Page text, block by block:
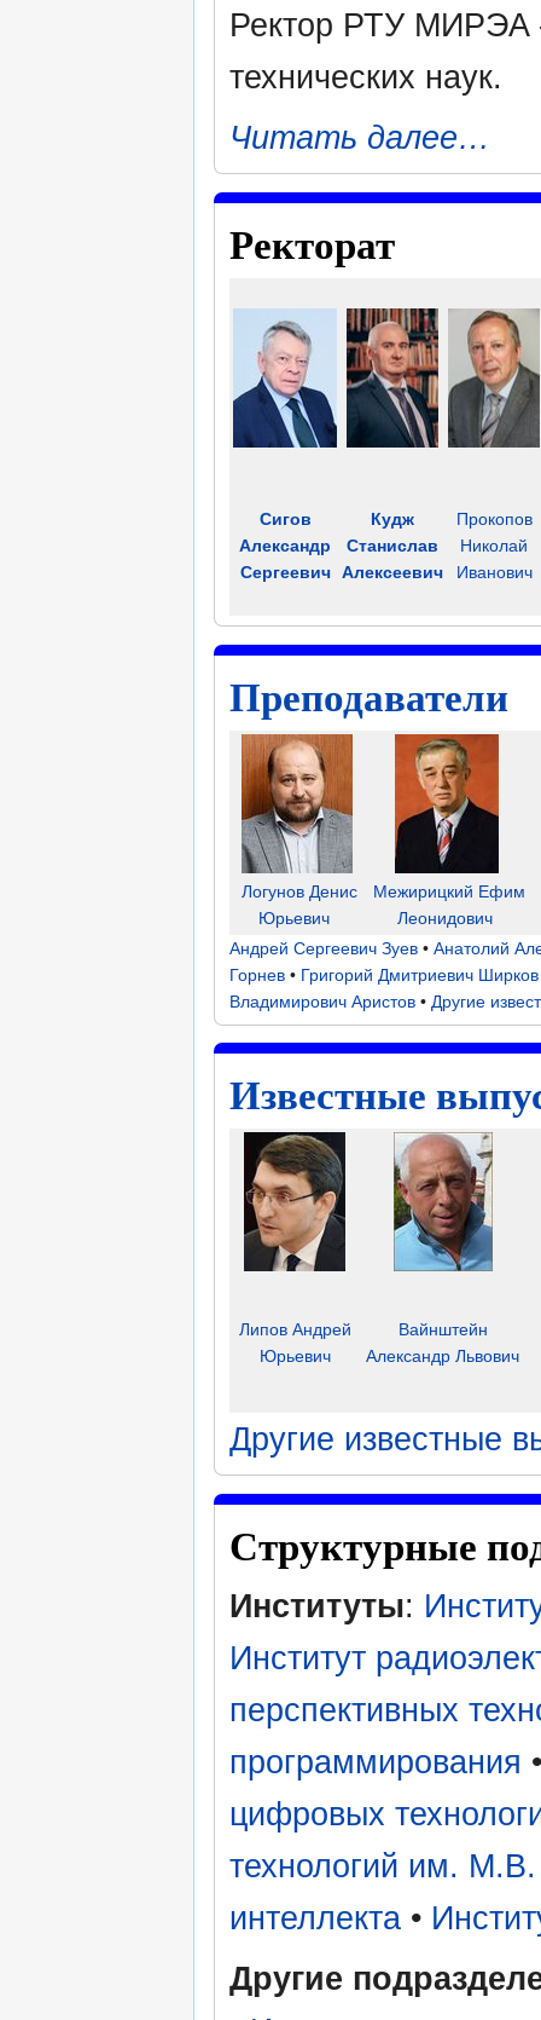
Ректор РТУ
технических наук.
Читать далее…
Ректорат
Сигов
Александр
Сергеевич
Кудж
Станислав
Алексеевич
Прокопов
Николай
Иванович
Преподаватели
Логунов Денис
Юрьевич
Межирицкий Ефим
Леонидович
Андрей Сергеевич Зуев • Анатолий
Горнев • Григорий Дмитриевич Ширков
Владимирович Аристов • Другие
Известные
Липов Андрей
Юрьевич
Вайнштейн
Александр Львович
Другие известные
Структурные
Институты:
Институт
перспективных
программирования
цифровых
технологий им.
интеллекта •
Другие